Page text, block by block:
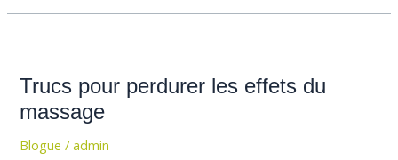
Trucs pour perdurer les effets du
massage
Blogue /admin
perdurer
les
du